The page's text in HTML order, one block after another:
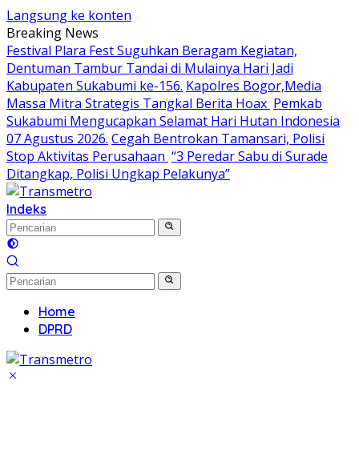
Langsung ke konten
Breaking News
Festival Plara Fest Suguhkan Beragam Kegiatan,
Dentuman Tambur Tandai di Mulainya Hari Jadi
Kabupaten Sukabumi ke-156. Kapolres Bogor,Media
Massa Mitra Strategis Tangkal Berita Hoax Pemkab
Sukabumi Mengucapkan Selamat Hari Hutan Indonesia
07 Agustus 2026. Cegah Bentrokan Tamansari, Polisi
Stop Aktivitas Perusahaan “3 Peredar Sabu di Surade
Ditangkap, Polisi Ungkap Pelakunya”
Indeks
Home
DPRD